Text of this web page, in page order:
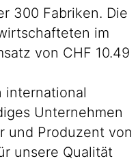
300 Fabriken. Die
im
von CHF 10.49
international
Unternehmen
und Produzent von
unsere Qualität